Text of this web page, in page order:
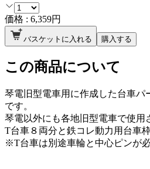
価格 : 6,359円
バスケットに入れる 購入する
この商品について
琴電旧型電車用に作成した台車パ
です。
琴電以外にも各地旧型電車で使用
T台車８両分と鉄コレ動力用台車
※T台車は別途車輪と中心ピンが必